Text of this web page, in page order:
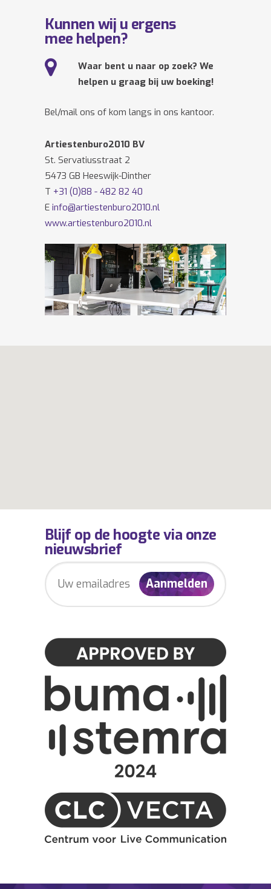
Kunnen wij u ergens
mee helpen?
Waar bent u naar op zoek? We
helpen u graag bij uw boeking!
Bel/mail ons of kom langs in ons kantoor.
Artiestenburo2010 BV
St. Servatiusstraat 2
5473 GB Heeswijk-Dinther
T +31 (0)88 - 482 82 40
E info@artiestenburo2010.nl
www.artiestenburo2010.nl
Volg ons ook opFacebookenTwitter
Blijf op de hoogte via onze
nieuwsbrief